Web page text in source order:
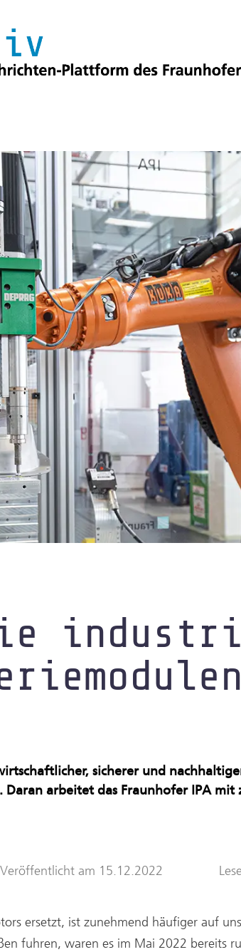
sicherer und
arbeitet das Fraunhofer IPA
Veröffentlicht am 15.12.2022
ersetzt, ist zunehmend häufiger auf
fuhren, waren es im Mai 2022 bereits